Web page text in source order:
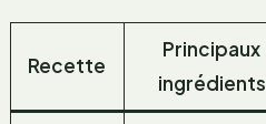
Recette
Principaux
ingrédients